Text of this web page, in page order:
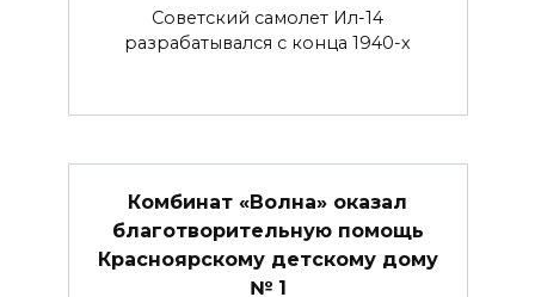
Советский самолет Ил-14
разрабатывался с конца 1940-х
Комбинат «Волна» оказал
благотворительную помощь
Красноярскому детскому дому
№ 1